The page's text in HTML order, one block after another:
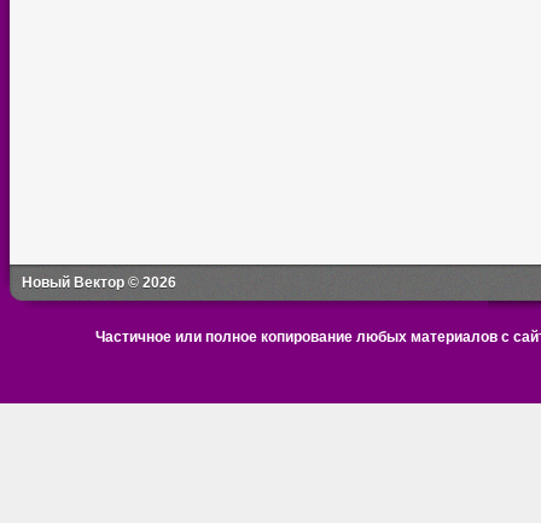
Новый Вектор © 2026
Частичное или полное копирование любых материалов с